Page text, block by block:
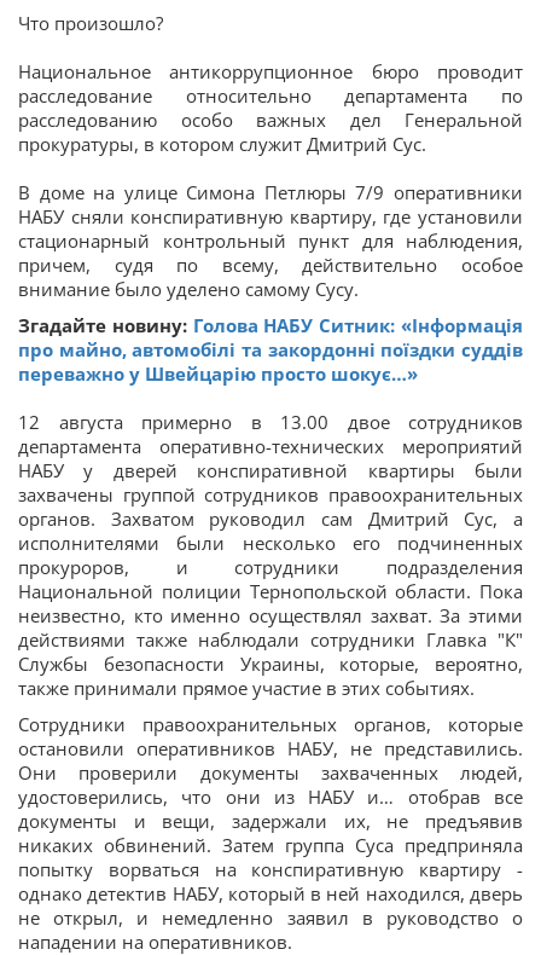
Что произошло?
Национальное антикоррупционное бюро проводит
расследование относительно департамента по
расследованию особо важных дел Генеральной
прокуратуры, в котором служит Дмитрий Сус.
В доме на улице Симона Петлюры 7/9 оперативники
НАБУ сняли конспиративную квартиру, где установили
стационарный контрольный пункт для наблюдения,
причем, судя по всему, действительно особое
внимание было уделено самому Сусу.
Згадайте новину: Голова НАБУ Ситник: «Інформація
про майно, автомобілі та закордонні поїздки суддів
переважно у Швейцарію просто шокує…»
12 августа примерно в 13.00 двое сотрудников
департамента оперативно-технических мероприятий
НАБУ у дверей конспиративной квартиры были
захвачены группой сотрудников правоохранительных
органов. Захватом руководил сам Дмитрий Сус, а
исполнителями были несколько его подчиненных
прокуроров, и сотрудники подразделения
Национальной полиции Тернопольской области. Пока
неизвестно, кто именно осуществлял захват. За этими
действиями также наблюдали сотрудники Главка "К"
Службы безопасности Украины, которые, вероятно,
также принимали прямое участие в этих событиях.
Сотрудники правоохранительных органов, которые
остановили оперативников НАБУ, не представились.
Они проверили документы захваченных людей,
удостоверились, что они из НАБУ и… отобрав все
документы и вещи, задержали их, не предъявив
никаких обвинений. Затем группа Суса предприняла
попытку ворваться на конспиративную квартиру -
однако детектив НАБУ, который в ней находился, дверь
не открыл, и немедленно заявил в руководство о
нападении на оперативников.